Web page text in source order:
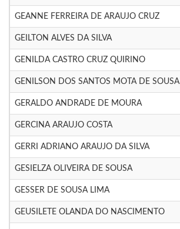
GEANNE FERREIRA DE ARAUJO CRUZ
GEILTON ALVES DA SILVA
GENILDA CASTRO CRUZ QUIRINO
GENILSON DOS SANTOS MOTA DE SOUSA
GERALDO ANDRADE DE MOURA
GERCINA ARAUJO COSTA
GERRI ADRIANO ARAUJO DA SILVA
GESIELZA OLIVEIRA DE SOUSA
GESSER DE SOUSA LIMA
GEUSILETE OLANDA DO NASCIMENTO